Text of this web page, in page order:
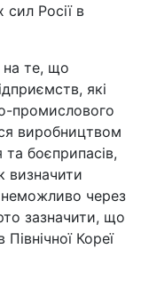
Росії в
на те, що
які
промислового
виробництвом
та боєприпасів,
визначити
через
зазначити, що
Кореї